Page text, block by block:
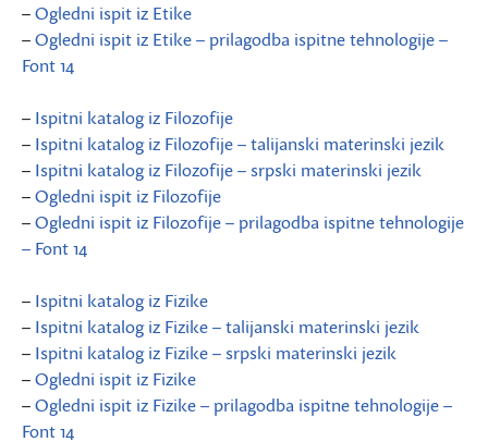
–Ogledni ispit iz Etike
–Ogledni ispit iz Etike – prilagodba ispitne tehnologije –
Font 14
– Ispitni katalog iz Filozofije
– Ispitni katalog iz Filozofije – talijanski materinski jezik
– Ispitni katalog iz Filozofije – srpski materinski jezik
–Ogledni ispit iz Filozofije
–Ogledni ispit iz Filozofije – prilagodba ispitne tehnologije
– Font 14
– Ispitni katalog iz Fizike
– Ispitni katalog iz Fizike – talijanski materinski jezik
– Ispitni katalog iz Fizike – srpski materinski jezik
–Ogledni ispit iz Fizike
–Ogledni ispit iz Fizike – prilagodba ispitne tehnologije –
Font 14